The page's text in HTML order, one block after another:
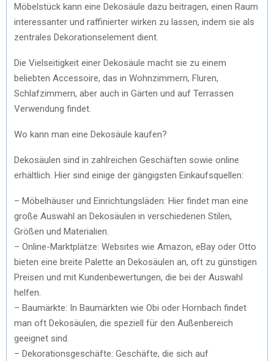
Möbelstück kann eine Dekosäule dazu beitragen, einen Raum
interessanter und raffinierter wirken zu lassen, indem sie als
zentrales Dekorationselement dient.
Die Vielseitigkeit einer Dekosäule macht sie zu einem
beliebten Accessoire, das in Wohnzimmern, Fluren,
Schlafzimmern, aber auch in Gärten und auf Terrassen
Verwendung findet.
Wo kann man eine Dekosäule kaufen?
Dekosäulen sind in zahlreichen Geschäften sowie online
erhältlich. Hier sind einige der gängigsten Einkaufsquellen:
– Möbelhäuser und Einrichtungsläden: Hier findet man eine
große Auswahl an Dekosäulen in verschiedenen Stilen,
Größen und Materialien.
– Online-Marktplätze: Websites wie Amazon, eBay oder Otto
bieten eine breite Palette an Dekosäulen an, oft zu günstigen
Preisen und mit Kundenbewertungen, die bei der Auswahl
helfen.
– Baumärkte: In Baumärkten wie Obi oder Hornbach findet
man oft Dekosäulen, die speziell für den Außenbereich
geeignet sind.
– Dekorationsgeschäfte: Geschäfte, die sich auf